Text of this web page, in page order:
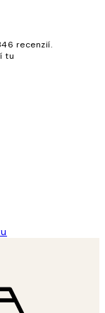
recenzií.
tu